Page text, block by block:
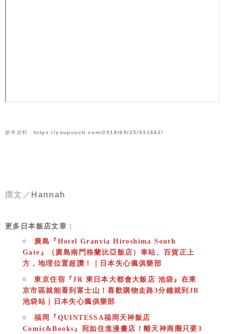
參考資料： https://youpouch.com/2018/09/25/531682/
撰文／ Hannah
更多日本飯店文章：
廣島『Hotel Granvia Hiroshima South
Gate』（廣島南門格蘭比亞飯店）車站、百貨正上
方，地理位置超讚！｜日本失心瘋俱樂部
東京住宿『JR 東日本大都會大飯店 池袋』在東
京市區就能看到富士山！喜歡購物走路3分鐘就到JR
池袋站｜日本失心瘋俱樂部
福岡『QUINTESSA福岡天神飯店
Comic&Books』宛如住進漫畫店！離天神商圈只要3